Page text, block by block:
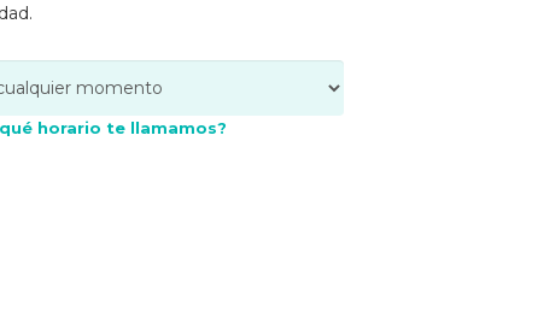
qué horario te llamamos?